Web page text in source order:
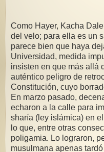
Como Hayer, Kacha
del velo; para ella es un
parece bien que haya
Universidad, medida
insisten en que más allá
auténtico peligro de
Constitución, cuyo
En marzo pasado,
echaron a la calle para
sharía (ley islámica) en
lo que, entre otras
poligamia. Lo lograron,
musulmana apenas